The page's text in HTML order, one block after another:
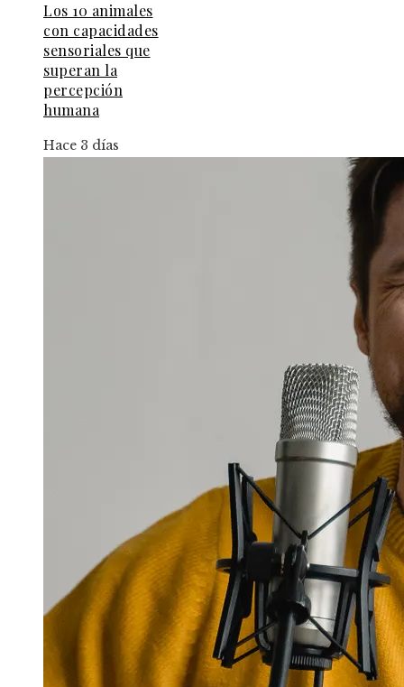
Los 10 animales
con capacidades
sensoriales que
superan la
percepción
humana
Hace 3 días